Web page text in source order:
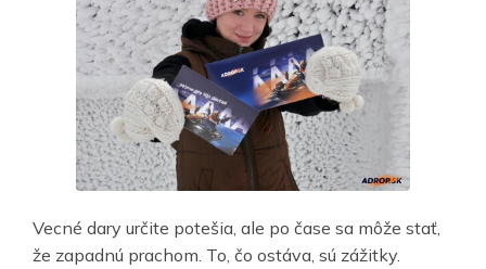
Vecné dary určite potešia, ale po čase sa môže stať,
že zapadnú prachom. To, čo ostáva, sú zážitky.